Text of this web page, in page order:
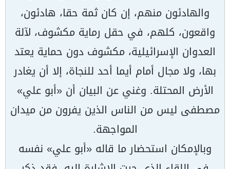
والهادئون منهم، إن كان ثمة حقا، هادئون،
واقعون، كلهم، في حقل رماية مكشوف، لآلة
العدوان الإسرائيلية، مكشوف دون حماية يعتد
بها، ولا مجال أمام أيما أحد للنجاة، إلا أن يغادر
الأرض المحتلة. وغني عن البيان أن «أبو علي»
مصطفى ليس من الناس الذين يفرون من ميدان
المواجهة.
وبالإمكان استحضار ما قاله «أبو علي» نفسه